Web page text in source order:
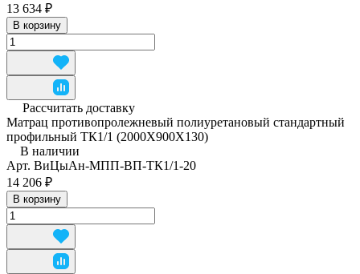
13 634 ₽
В корзину
Рассчитать доставку
Матрац противопролежневый полиуретановый стандартный
профильный ТК1/1 (2000Х900Х130)
В наличии
Арт. ВиЦыАн-МПП-ВП-ТК1/1-20
14 206 ₽
В корзину